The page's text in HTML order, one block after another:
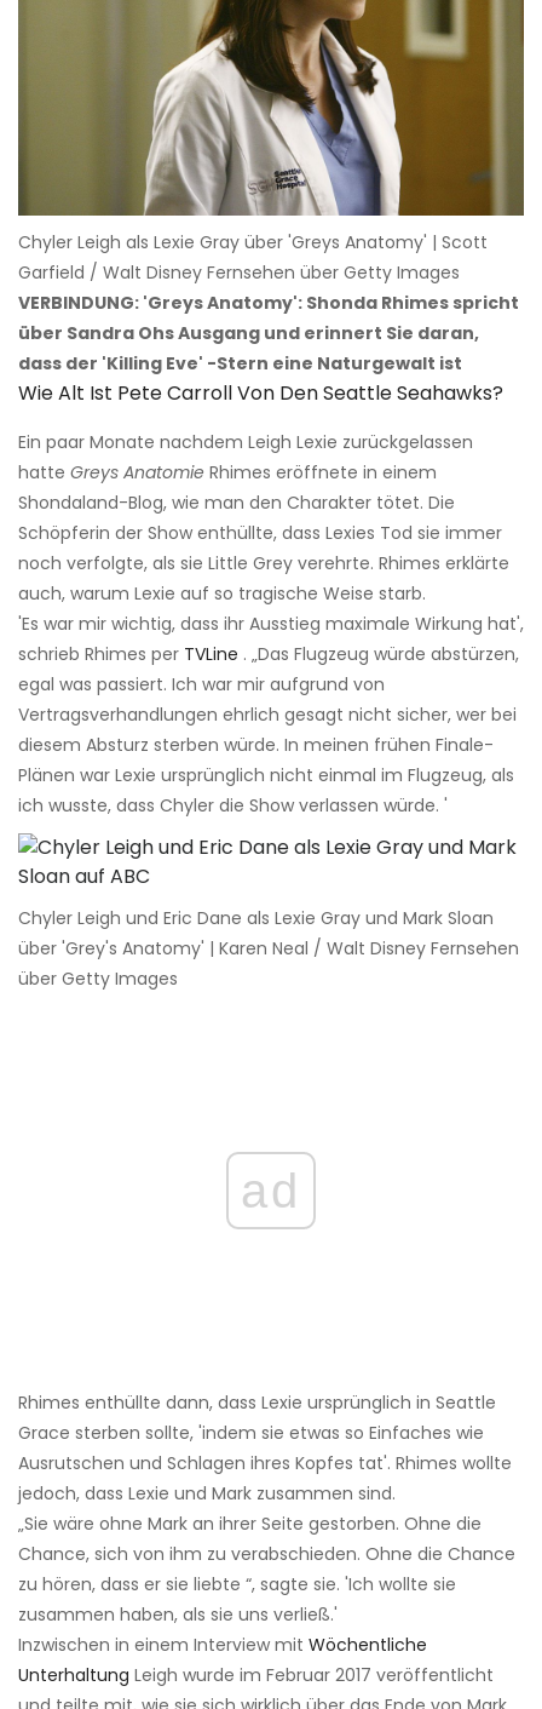
Chyler Leigh als Lexie Gray über 'Greys Anatomy' | Scott
Garfield / Walt Disney Fernsehen über Getty Images
VERBINDUNG: 'Greys Anatomy': Shonda Rhimes spricht
über Sandra Ohs Ausgang und erinnert Sie daran,
dass der 'Killing Eve' -Stern eine Naturgewalt ist
Wie Alt Ist Pete Carroll Von Den Seattle Seahawks?
Ein paar Monate nachdem Leigh Lexie zurückgelassen
hatte Greys Anatomie Rhimes eröffnete in einem
Shondaland-Blog, wie man den Charakter tötet. Die
Schöpferin der Show enthüllte, dass Lexies Tod sie immer
noch verfolgte, als sie Little Grey verehrte. Rhimes erklärte
auch, warum Lexie auf so tragische Weise starb.
'Es war mir wichtig, dass ihr Ausstieg maximale Wirkung hat',
schrieb Rhimes per TVLine . „Das Flugzeug würde abstürzen,
egal was passiert. Ich war mir aufgrund von
Vertragsverhandlungen ehrlich gesagt nicht sicher, wer bei
diesem Absturz sterben würde. In meinen frühen Finale-
Plänen war Lexie ursprünglich nicht einmal im Flugzeug, als
ich wusste, dass Chyler die Show verlassen würde. '
Chyler Leigh und Eric Dane als Lexie Gray und Mark Sloan
über 'Grey's Anatomy' | Karen Neal / Walt Disney Fernsehen
über Getty Images
ad
Rhimes enthüllte dann, dass Lexie ursprünglich in Seattle
Grace sterben sollte, 'indem sie etwas so Einfaches wie
Ausrutschen und Schlagen ihres Kopfes tat'. Rhimes wollte
jedoch, dass Lexie und Mark zusammen sind.
„Sie wäre ohne Mark an ihrer Seite gestorben. Ohne die
Chance, sich von ihm zu verabschieden. Ohne die Chance
zu hören, dass er sie liebte “, sagte sie. 'Ich wollte sie
zusammen haben, als sie uns verließ.'
Inzwischen in einem Interview mit Wöchentliche
Unterhaltung Leigh wurde im Februar 2017 veröffentlicht